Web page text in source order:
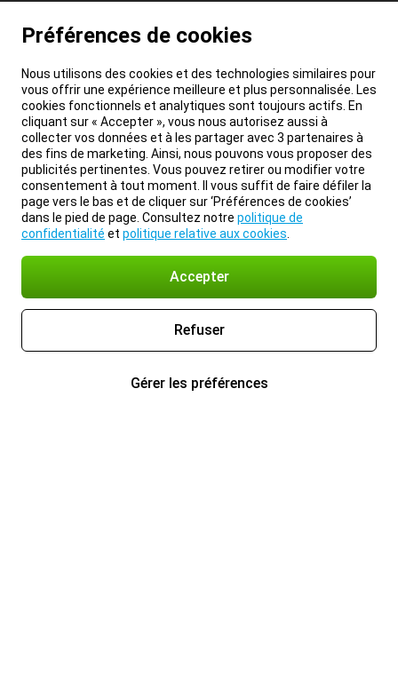
Préférences de cookies
Nous utilisons des cookies et des technologies similaires pour
vous offrir une expérience meilleure et plus personnalisée. Les
cookies fonctionnels et analytiques sont toujours actifs. En
cliquant sur « Accepter », vous nous autorisez aussi à
collecter vos données et à les partager avec 3 partenaires à
des fins de marketing. Ainsi, nous pouvons vous proposer des
publicités pertinentes. Vous pouvez retirer ou modifier votre
consentement à tout moment. Il vous suffit de faire défiler la
page vers le bas et de cliquer sur ‘Préférences de cookies’
dans le pied de page. Consultez notre politique de
confidentialité et politique relative aux cookies
Accepter
Refuser
Gérer les préférences